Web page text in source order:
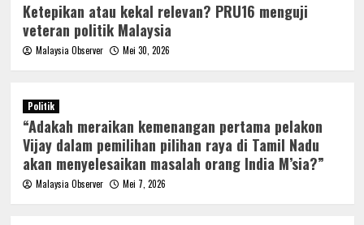
Ketepikan atau kekal relevan? PRU16 menguji
veteran politik Malaysia
Malaysia Observer Mei 30, 2026
Politik
“Adakah meraikan kemenangan pertama pelakon
Vijay dalam pemilihan pilihan raya di Tamil Nadu
akan menyelesaikan masalah orang India M’sia?”
Malaysia Observer Mei 7, 2026